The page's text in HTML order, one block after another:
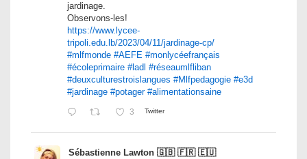
jardinage.
Observons-les!
https://www.lycee-
tripoli.edu.lb/2023/04/11/jardinage-cp/
#mlfmonde #AEFE #monlycéefrançais
#écoleprimaire #ladl #réseaumlfliban
#deuxculturestroislangues #Mlfpedagogie #e3d
#jardinage #potager #alimentationsaine
3 Twitter
Sébastienne Lawton 🇬🇧 🇫🇷 🇪🇺